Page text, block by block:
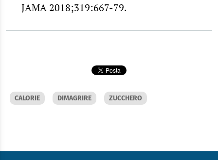
JAMA 2018;319:667-79.
CALORIE DIMAGRIRE ZUCCHERO